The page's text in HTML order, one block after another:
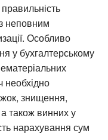
неповним
Особливо
у бухгалтерському
необхідно
знищення,
також винних у
нарахування сум